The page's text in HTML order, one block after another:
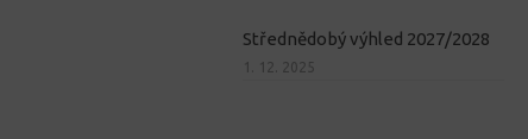
Střednědobý výhled 2027/2028
1. 12. 2025